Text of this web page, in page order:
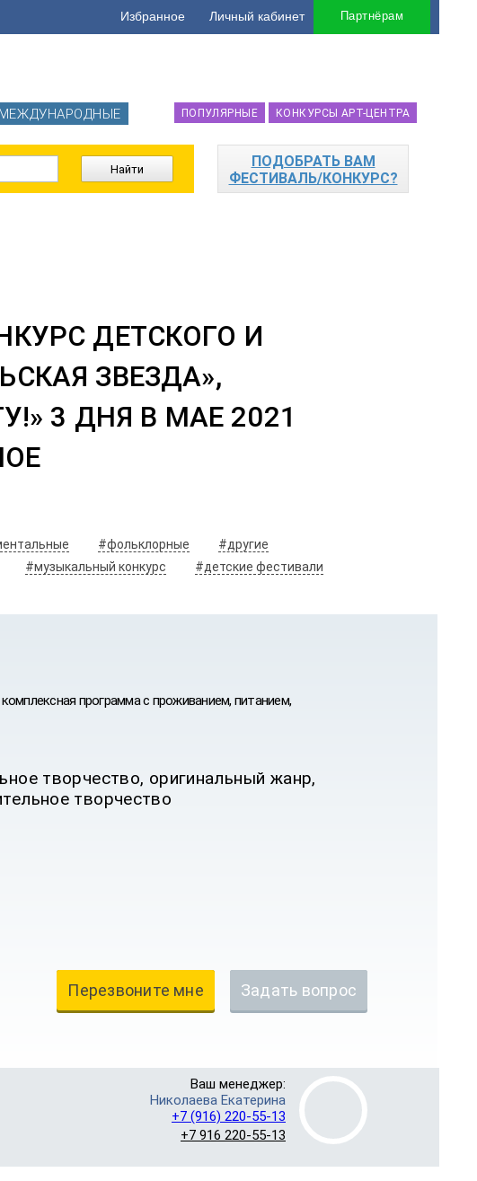
Партнёрам
Личный кабинет
Избранное
МЕЖДУНАРОДНЫЕ КОНКУРСЫ АРТ-ЦЕНТРА
ПОПУЛЯРНЫЕ
ПОДОБРАТЬ ВАМ
ФЕСТИВАЛЬ/КОНКУРС?
ДЕТСКОГО И
ЗВЕЗДА»,
3 ДНЯ В МАЕ 2021
#фольклорные
#другие
#музыкальный конкурс #детские фестивали
программа с проживанием, питанием,
творчество, оригинальный жанр,
творчество
Перезвоните мне Задать вопрос
Ваш менеджер:
Николаева Екатерина
+7 (916) 220-55-13
+7 916 220-55-13